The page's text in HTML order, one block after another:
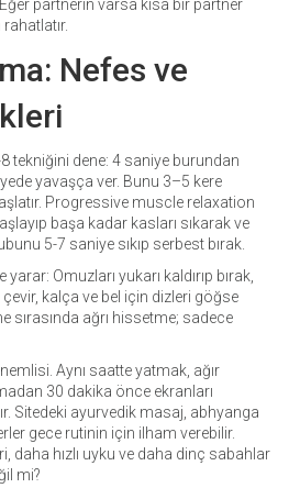
partnerin varsa kısa bir partner
Nefes ve
tekniğini dene: 4 saniye burundan
yavaşça ver. Bunu 3–5 kere
Progressive muscle relaxation
başa kadar kasları sıkarak ve
5-7 saniye sıkıp serbest bırak.
Omuzları yukarı kaldırıp bırak,
kalça ve bel için dizleri göğse
sırasında ağrı hissetme; sadece
Aynı saatte yatmak, ağır
30 dakika önce ekranları
Sitedeki ayurvedik masaj, abhyanga
gece rutinin için ilham verebilir.
daha hızlı uyku ve daha dinç sabahlar
mi?